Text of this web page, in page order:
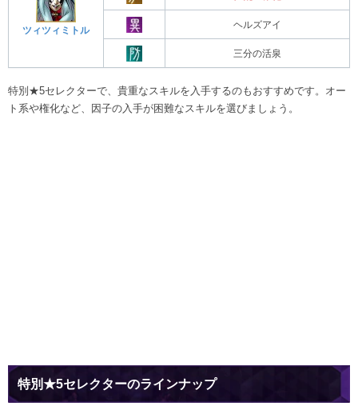
ツィツィミトル
ヘルズアイ
三分の活泉
特別★5セレクターで、貴重なスキルを入手するのもおすすめです。オー
ト系や権化など、因子の入手が困難なスキルを選びましょう。
特別★5セレクターのラインナップ